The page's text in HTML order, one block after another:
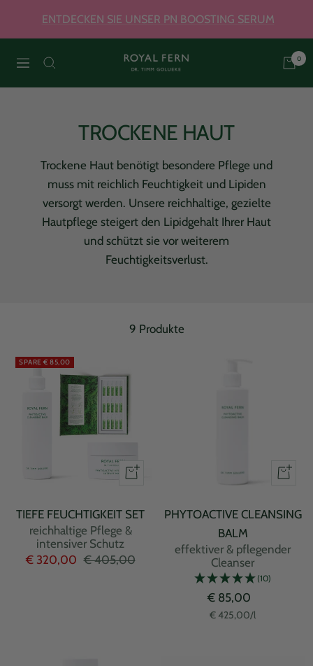
ENTDECKEN SIE UNSER PN BOOSTING SERUM
Navigation
Royal
Skincare
0
TROCKENE HAUT
Trockene Haut benötigt besondere Pflege und
muss mit reichlich Feuchtigkeit und Lipiden
versorgt werden. Unsere reichhaltige, gezielte
Hautpflege steigert den Lipidgehalt Ihrer Haut
und schützt sie vor weiterem
Feuchtigkeitsverlust.
9 Produkte
SPARE € 85,00
TIEFE FEUCHTIGKEIT SET
reichhaltige Pflege &
intensiver Schutz
Angebotspreis
€ 320,00 Regulärer
€ 405,00
PHYTOACTIVE CLEANSING
BALM
effektiver & pflegender
Cleanser
(10)
Angebotspreis
€ 85,00
€ 425,00/l